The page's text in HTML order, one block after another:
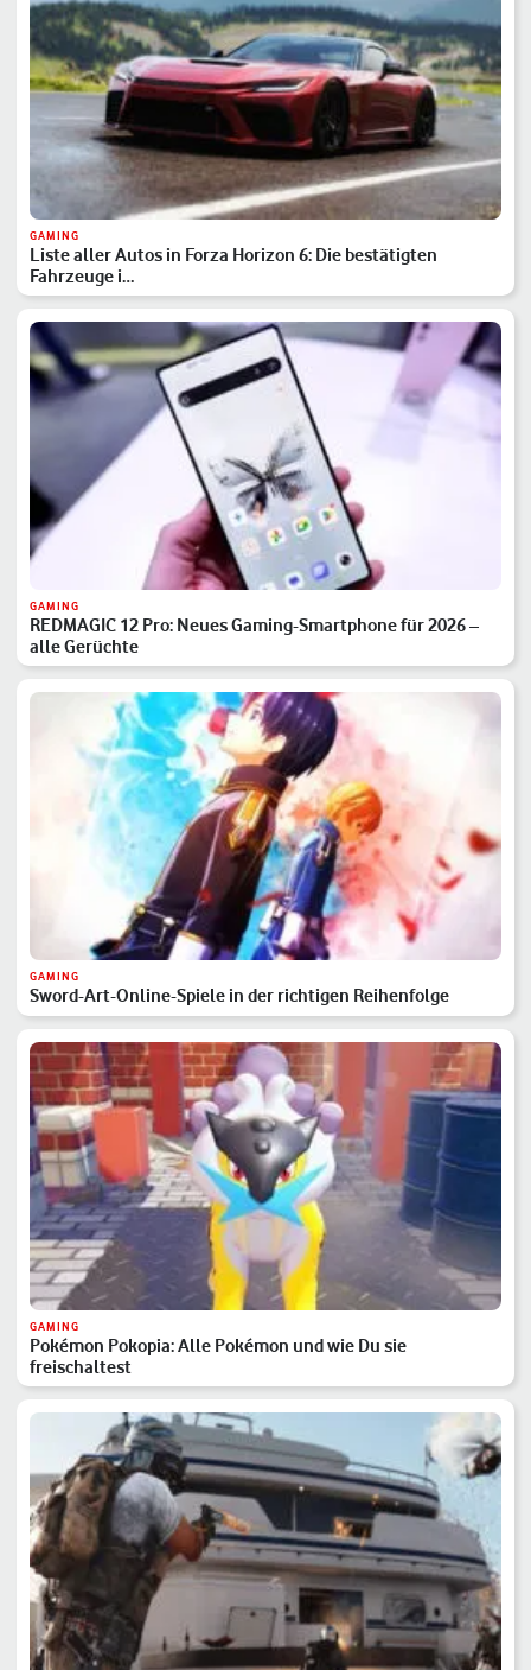
GAMING
Liste aller Autos in Forza Horizon 6: Die bestätigten
Fahrzeuge i…
GAMING
REDMAGIC 12 Pro: Neues Gaming-Smartphone für 2026 –
alle Gerüchte
GAMING
Sword-Art-Online-Spiele in der richtigen Reihenfolge
GAMING
Pokémon Pokopia: Alle Pokémon und wie Du sie
freischaltest